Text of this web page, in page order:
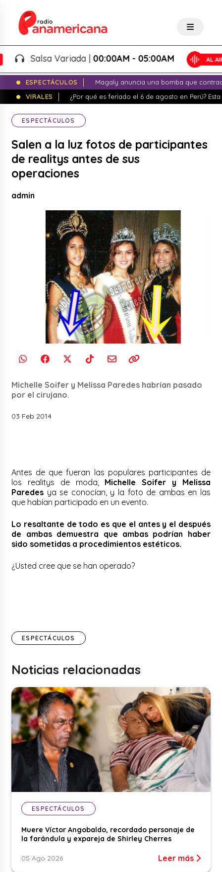
Salsa Variada |00:00AM - 05:00AM
ESPECTÁCULOS
Magaly anuncia una bomba que
VIRALES
¿Por qué es feriado el 6 de agosto en Perú?
ESPECTÁCULOS
Salen a la luz fotos de participantes
de realitys antes de sus
operaciones
admin
Michelle Soifer y Melissa Paredes habrían pasado
por el cirujano.
03 Feb 2014
Antes de que fueran las populares participantes de
los realitys de moda, Michelle Soifer y Melissa
Paredes ya se conocían, y la foto de ambas en las
que habían participado en un evento.
Lo resaltante de todo es que el antes y el después
de ambas demuestra que ambas podrían haber
sido sometidas a procedimientos estéticos.
¿Usted cree que se han operado?
ESPECTÁCULOS
Noticias relacionadas
ESPECTÁCULOS
Muere Víctor Angobaldo, recordado personaje de
la farándula y expareja de Shirley Cherres
05 Ago 2026 Leer más